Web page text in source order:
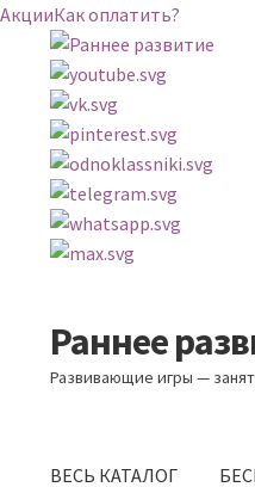
АкцииКак оплатить?
Перейти
к
навигации
Перейти
к
содержимому
Раннее
Развивающие игры —
ВЕСЬ КАТАЛОГ